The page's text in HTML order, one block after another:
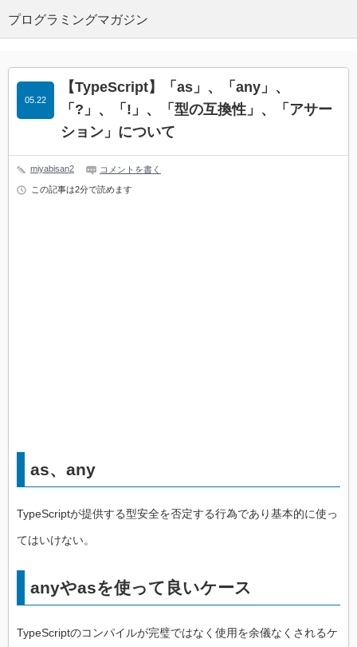
プログラミングマガジン
【TypeScript】「as」、「any」、
「?」、「!」、「型の互換性」、「アサー
ション」について
05.22
miyabisan2 コメントを書く
この記事は2分で読めます
as、any
TypeScriptが提供する型安全を否定する行為であり基本的に使っ
てはいけない。
anyやasを使って良いケース
TypeScriptのコンパイルが完璧ではなく使用を余儀なくされるケ